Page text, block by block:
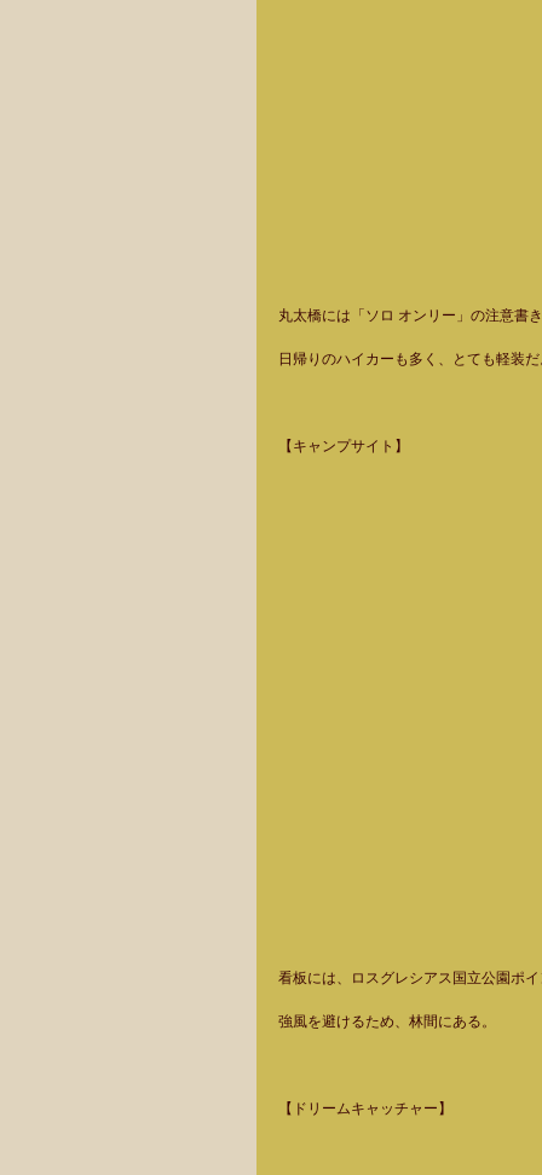
丸太橋には「ソロ オンリー」の注意書
日帰りのハイカーも多く、とても軽装
【キャンプサイト】
看板には、ロスグレシアス国立公園ポ
強風を避けるため、林間にある。
【ドリームキャッチャー】